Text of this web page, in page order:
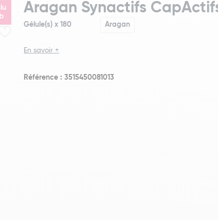
Aragan Synactifs
Gélule(s) x 180 Aragan
En savoir +
Référence : 3515450081013